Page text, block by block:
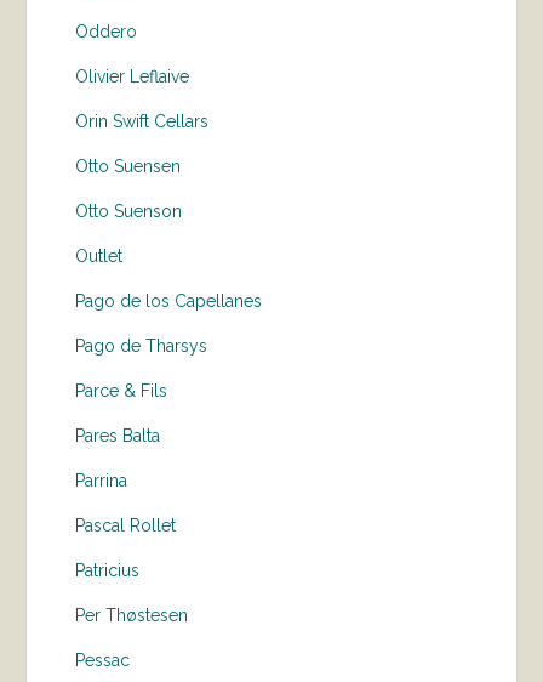
Oddero
Olivier Leflaive
Orin Swift Cellars
Otto Suensen
Otto Suenson
Outlet
Pago de los Capellanes
Pago de Tharsys
Parce & Fils
Pares Balta
Parrina
Pascal Rollet
Patricius
Per Thøstesen
Pessac